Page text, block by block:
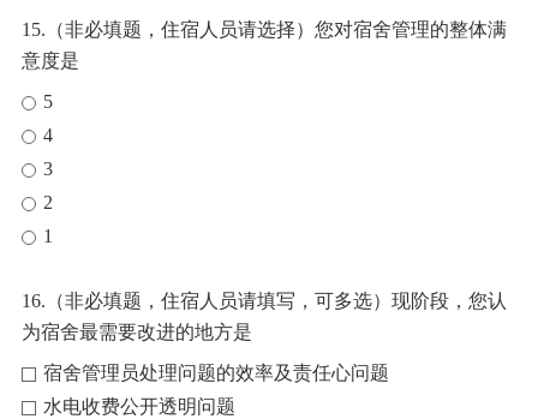
15.（非必填题，住宿人员请选择）您对宿舍管理的整体满
意度是
5
4
3
2
1
16.（非必填题，住宿人员请填写，可多选）现阶段，您认
为宿舍最需要改进的地方是
宿舍管理员处理问题的效率及责任心问题
水电收费公开透明问题